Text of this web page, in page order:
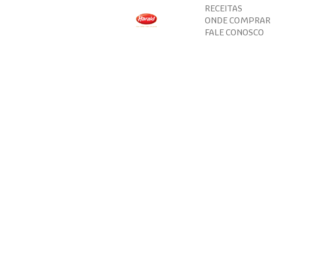
RECEITAS
ONDE COMPRAR
FALE CONOSCO